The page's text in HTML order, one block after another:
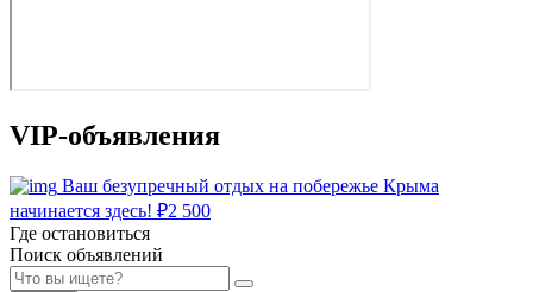
VIP-объявления
Ваш безупречный отдых на побережье Крыма
начинается здесь! ₽2 500
Где остановиться
Поиск объявлений